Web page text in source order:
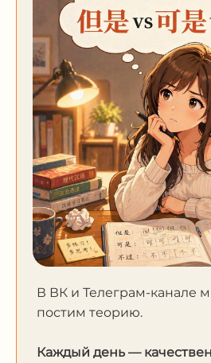
В ВК и Телеграм-канале
постим теорию.
Каждый день —